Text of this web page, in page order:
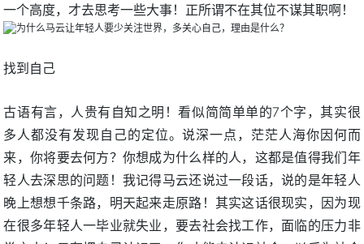
一个高度，才去思考一些大事！正所谓不在其位不谋其职啊！
找到自己
古语有言，人贵有自知之明！看似简简单单的7个字，其实很
多人都没有发现自己的定位。说深一点，茫茫人海你因何而
来，你将要去何方？你想成为什么样的人，这都是值得我们年
轻人去深思的问题！我记得马云还说过一段话，说的是年轻人
晚上想想千条路，明天起来走原路！其实这话很现实，因为现
在很多年轻人一毕业就失业，要去社会找工作，面临的压力非